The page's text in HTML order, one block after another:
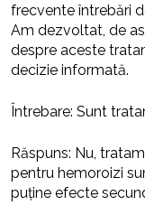
frecvente întrebări
Am dezvoltat, de
despre aceste
decizie informată.
Întrebare: Sunt
Răspuns: Nu,
pentru hemoroizi
puține efecte